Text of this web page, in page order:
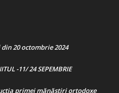
20 octombrie 2024
-11/ 24 SEPEMBRIE
primei mănăstiri ortodoxe